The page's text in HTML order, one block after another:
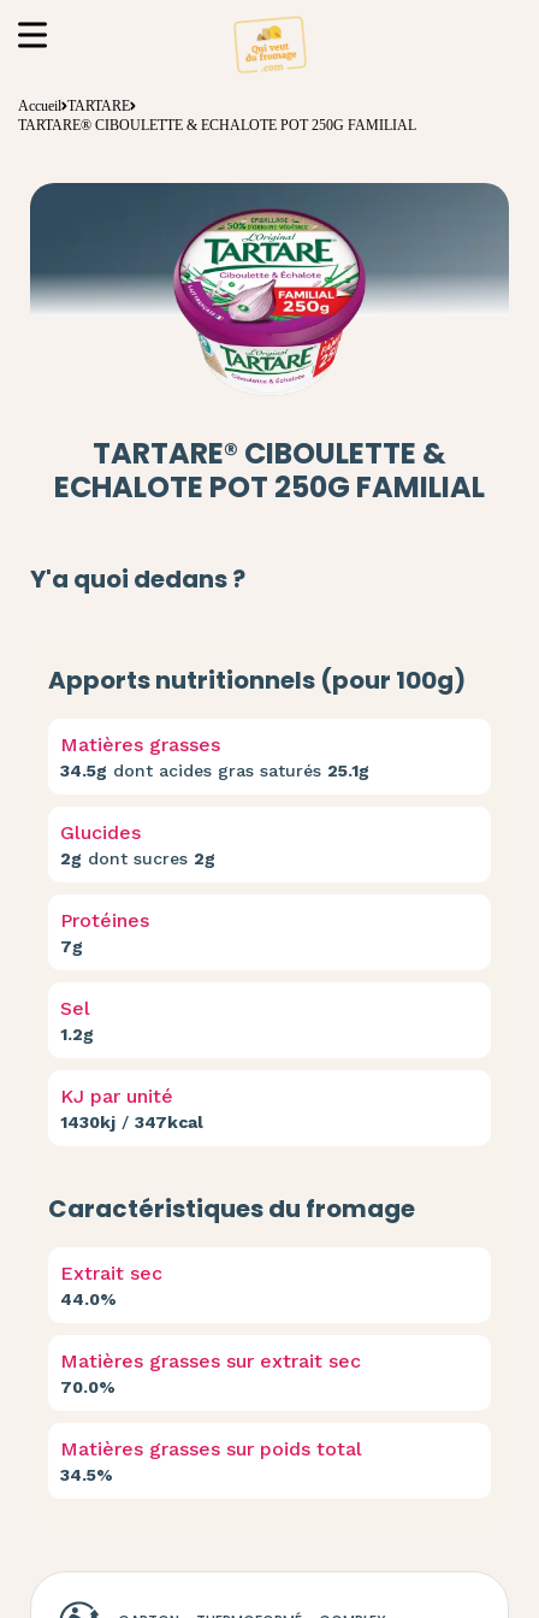
Accueil TARTARE
TARTARE® CIBOULETTE & ECHALOTE POT 250G FAMILIAL
TARTARE® CIBOULETTE &
ECHALOTE POT 250G FAMILIAL
Y'a quoi dedans ?
Apports nutritionnels (pour 100g)
Matières grasses
34.5g dont acides gras saturés 25.1g
Glucides
2g dont sucres 2g
Protéines
7g
Sel
1.2g
KJ par unité
1430kj / 347kcal
Caractéristiques du fromage
Extrait sec
44.0%
Matières grasses sur extrait sec
70.0%
Matières grasses sur poids total
34.5%